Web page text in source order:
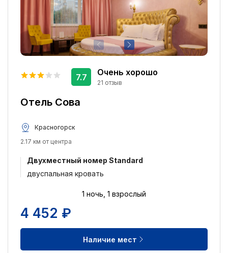
Отель Сова
Очень хорошо
21 отзыв
7.7
Красногорск
2.17 км от центра
Двухместный номер Standard
двуспальная кровать
1 ночь, 1 взрослый
4 452 ₽
Наличие мест